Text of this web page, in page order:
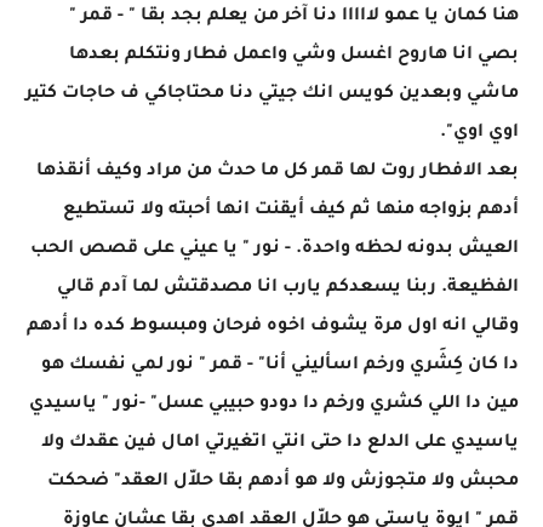
هنا كمان يا عمو لااااا دنا آخر من يعلم بجد بقا " - قمر "
بصي انا هاروح اغسل وشي واعمل فطار ونتكلم بعدها
ماشي وبعدين كويس انك جيتي دنا محتاجاكي ف حاجات كتير
اوي اوي".
بعد الافطار روت لها قمر كل ما حدث من مراد وكيف أنقذها
أدهم بزواجه منها ثم كيف أيقنت انها أحبته ولا تستطيع
العيش بدونه لحظه واحدة. - نور " يا عيني على قصص الحب
الفظيعة. ربنا يسعدكم يارب انا مصدقتش لما آدم قالي
وقالي انه اول مرة يشوف اخوه فرحان ومبسوط كده دا أدهم
دا كان كِشَري ورخم اسأليني أنا" - قمر " نور لمي نفسك هو
مين دا اللي كشري ورخم دا دودو حبيبي عسل" -نور " ياسيدي
ياسيدي على الدلع دا حتى انتي اتغيرتي امال فين عقدك ولا
محبش ولا متجوزش ولا هو أدهم بقا حلاّل العقد" ضحكت
قمر " ايوة ياستي هو حلاّل العقد اهدي بقا عشان عاوزة